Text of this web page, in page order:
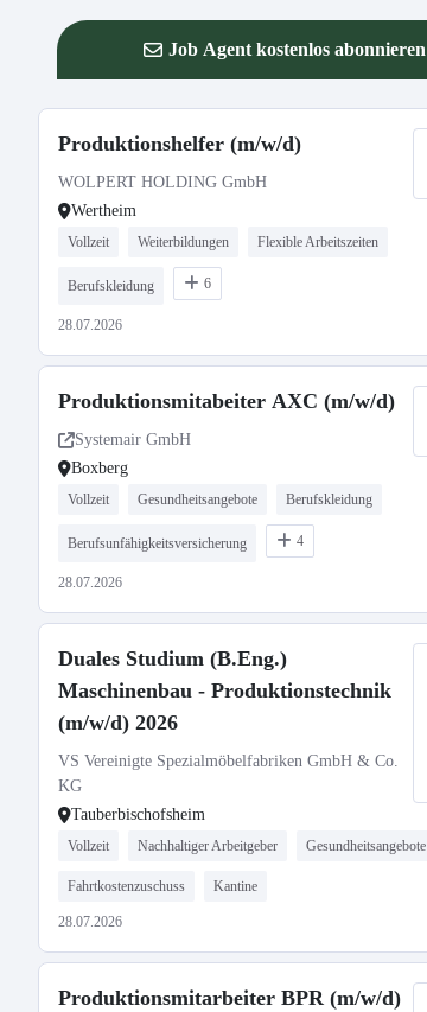
Job Agent kostenlos abonnieren
Produktionshelfer (m/w/d)
WOLPERT HOLDING GmbH
Wertheim
Vollzeit Weiterbildungen Flexible Arbeitszeiten
Berufskleidung 6
28.07.2026
Produktionsmitabeiter AXC (m/w/d)
Systemair GmbH
Boxberg
Vollzeit Gesundheitsangebote Berufskleidung
Berufsunfähigkeitsversicherung 4
28.07.2026
Duales Studium (B.Eng.)
Maschinenbau - Produktionstechnik
(m/w/d) 2026
VS Vereinigte Spezialmöbelfabriken GmbH & Co.
KG
Tauberbischofsheim
Vollzeit Nachhaltiger Arbeitgeber Gesundheitsangebote
Fahrtkostenzuschuss Kantine
28.07.2026
Produktionsmitarbeiter BPR (m/w/d)